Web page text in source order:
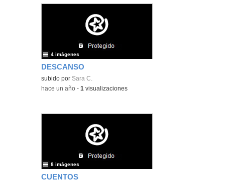
DESCANSO
subido por Sara C.
4 imágenes
-hace un año -1 visualizaciones
CUENTOS
8 imágenes